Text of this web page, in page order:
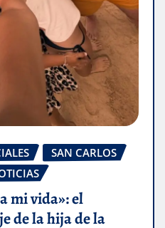
SAN CARLOS
mi vida»: el
de la hija de la